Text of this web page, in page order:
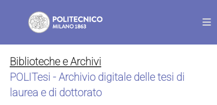
Biblioteche e Archivi
POLITesi - Archivio digitale delle tesi di
laurea e di dottorato